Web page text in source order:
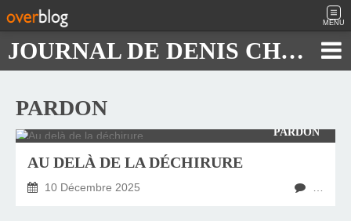
MENU
JOURNAL DE DENIS CHAUTARD
PARDON
PARDON
AU DELÀ DE LA DÉCHIRURE
10 Décembre 2025